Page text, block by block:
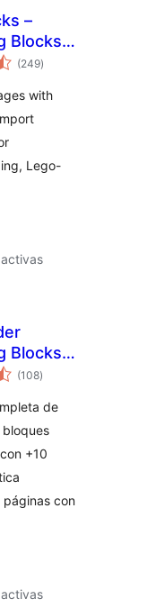
–
Blocks,
for
(249valoraciones
en
)
with
Lego-
Blocks –
(108valoraciones
en
)
de
+10
con